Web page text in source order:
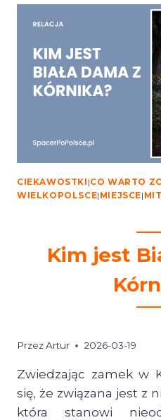
–
CO
CIEKAWOSTKI |CO WARTO
WIELKOPOLSCE| MIEJSCE|
Kim jest
PrzezArtur 2026-03-19
Zwiedzając zamek w
się, że związana jest z
która stanowi